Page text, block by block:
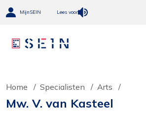
MijnSEIN Lees voor
Home Specialisten Arts
Mw. V. van Kasteel